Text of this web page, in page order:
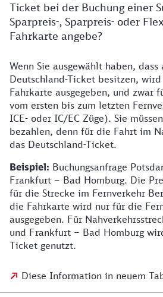
Ticket bei der Buchung einer
Sparpreis-, Sparpreis- oder
Fahrkarte angebe?
Wenn Sie ausgewählt haben,
Deutschland-Ticket besitzen,
Fahrkarte ausgegeben, und zwar
vom ersten bis zum letzten
ICE- oder IC/EC Züge). Sie
bezahlen, denn für die Fahrt im
das Deutschland-Ticket.
Beispiel: Buchungsanfrage
Frankfurt – Bad Homburg. Die
für die Strecke im Fernverkehr
die Fahrkarte wird nur für die
ausgegeben. Für
und Frankfurt – Bad Homburg
Ticket genutzt.
Diese Information in neuem